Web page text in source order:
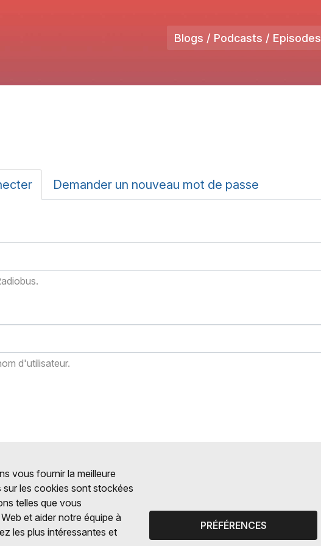
Blogs / Podcasts / Episodes
(onglet
actif)
Demander un nouveau mot de passe
d'utilisateur.
vous fournir la meilleure
les cookies sont stockées
telles que vous
et aider notre équipe à
les plus intéressantes et
PRÉFÉRENCES